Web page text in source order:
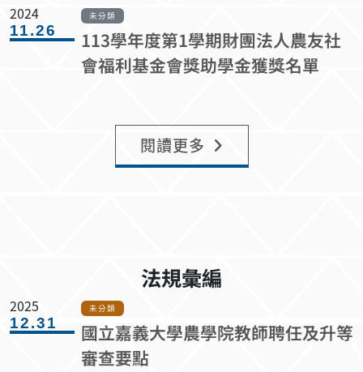
2024
11.26
未分類
113學年度第1學期財團法人農友社
會福利基金會獎助學金獲獎名單
閱讀更多
法規彙編
2025
12.31
未分類
國立嘉義大學農學院教師聘任及升等
審查要點